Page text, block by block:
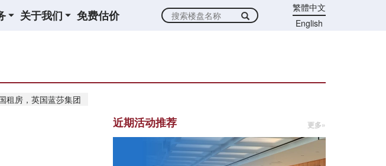
关于我们 免费估价
繁體中文
English
租房，英国蓝莎集团
近期活动推荐 更多»